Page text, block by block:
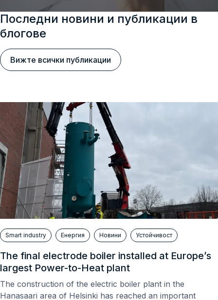
Последни новини и публикации в
блогове
Вижте всички публикации
Smart industry Енергия Новини Устойчивост
The final electrode boiler installed at Europe’s
largest Power-to-Heat plant
The construction of the electric boiler plant in the
Hanasaari area of ​​Helsinki has reached an important